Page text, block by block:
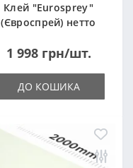
Клей "Eurosprey"
(Євроспрей) нетто
1 998 грн/шт.
ДО КОШИКА